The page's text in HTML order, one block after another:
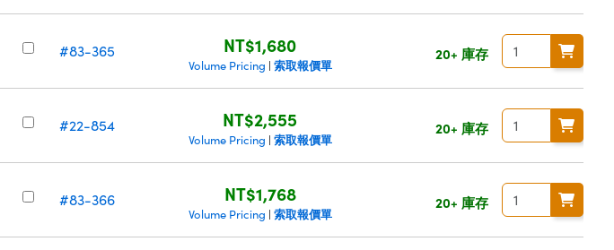
#83-365 NT$1,680
Volume Pricing | 索取報價單
20+ 庫存
#22-854 NT$2,555
Volume Pricing | 索取報價單
20+ 庫存
#83-366 NT$1,768
Volume Pricing | 索取報價單
20+ 庫存